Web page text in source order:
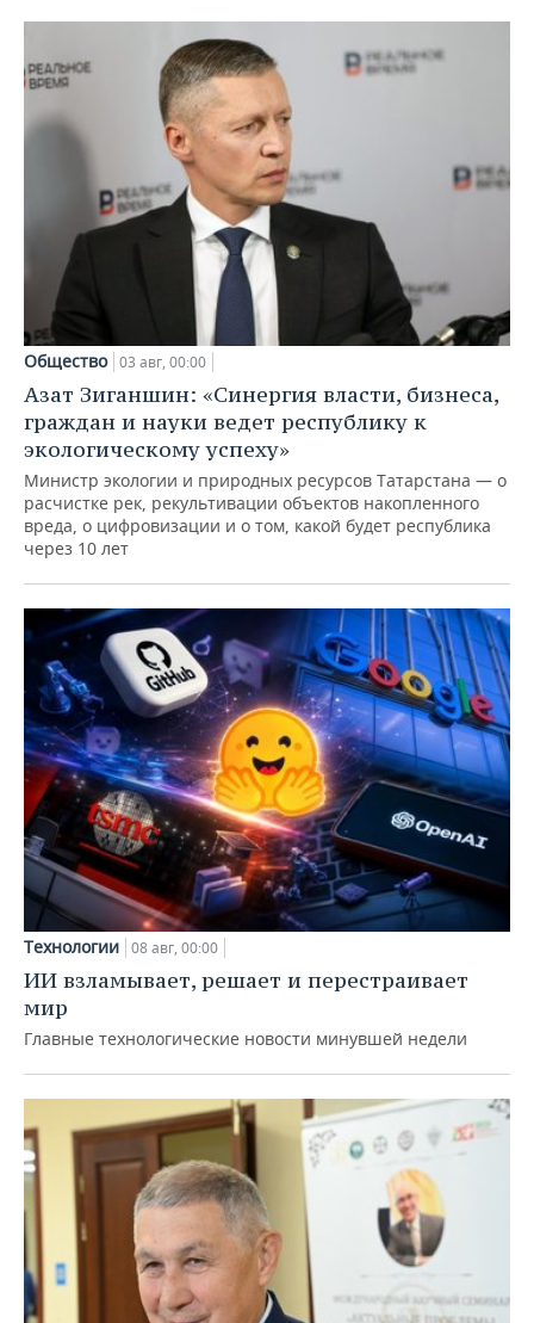
Общество 03 авг, 00:00
Азат Зиганшин: «Синергия власти, бизнеса,
граждан и науки ведет республику к
экологическому успеху»
Министр экологии и природных ресурсов Татарстана — о
расчистке рек, рекультивации объектов накопленного
вреда, о цифровизации и о том, какой будет республика
через 10 лет
Технологии 08 авг, 00:00
ИИ взламывает, решает и перестраивает
мир
Главные технологические новости минувшей недели